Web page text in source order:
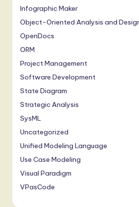
Infographic Maker
Object-Oriented Analysis and
OpenDocs
ORM
Project Management
Software Development
State Diagram
Strategic Analysis
SysML
Uncategorized
Unified Modeling Language
Use Case Modeling
Visual Paradigm
VPasCode